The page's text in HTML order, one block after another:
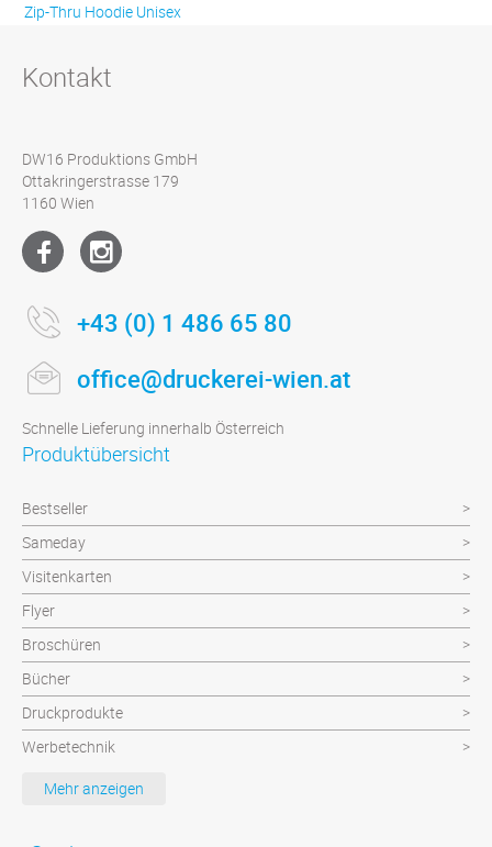
Zip-Thru Hoodie Unisex
Kontakt
DW16 Produktions GmbH
Ottakringerstrasse 179
1160 Wien
+43 (0) 1 486 65 80
office@druckerei-wien.at
Schnelle Lieferung innerhalb Österreich
Produktübersicht
Bestseller
Sameday
Visitenkarten
Flyer
Broschüren
Bücher
Druckprodukte
Werbetechnik
Werbeartikel
Mehr anzeigen